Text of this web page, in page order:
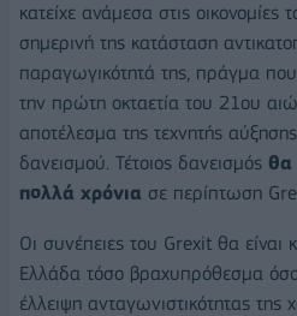
κατείχε ανάμεσα στις
σημερινή της κατάσταση
παραγωγικότητά της, πράγμα που
την πρώτη οκταετία του 21ου
αποτέλεσμα της τεχνητής
δανεισμού. Τέτοιος δανεισμός θα
πολλά χρόνια σε περίπτωση
Οι συνέπειες του Grexit θα είναι
Ελλάδα τόσο βραχυπρόθεσμα
έλλειψη ανταγωνιστικότητας